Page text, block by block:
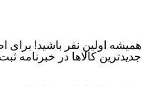
همیشه اولین نفر باشید! برای
جدیدترین کالاها در خبرنامه